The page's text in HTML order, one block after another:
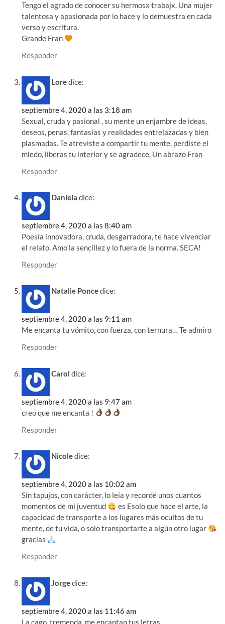
Tengo el agrado de conocer su hermosx trabajx. Una mujer
talentosa y apasionada por lo hace y lo demuestra en cada
verso y escritura.
Grande Fran
Responder
Loredice:
septiembre 4, 2020 a las 3:18 am
Sexual, cruda y pasional , su mente un enjambre de ideas,
deseos, penas, fantasías y realidades entrelazadas y bien
plasmadas. Te atreviste a compartir tu mente, perdiste el
miedo, liberas tu interior y se agradece. Un abrazo Fran
Responder
Daniela dice:
septiembre 4, 2020 a las 8:40 am
Poesía innovadora, cruda, desgarradora, te hace vivenciar
el relato. Amo la sencillez y lo fuera de la norma. SECA!
Responder
Natalie Poncedice:
septiembre 4, 2020 a las 9:11 am
Me encanta tu vómito, con fuerza, con ternura… Te admiro
Responder
Carol dice:
septiembre 4, 2020 a las 9:47 am
creo que me encanta !
Responder
Nicoledice:
septiembre 4, 2020 a las 10:02 am
Sin tapujos, con carácter, lo leía y recordé unos cuantos
momentos de mi juventud
es Esolo que hace el arte, la
capacidad de transporte a los lugares más ocultos de tu
mente, de tu vida, o solo transportarte a algún otro lugar
gracias
Responder
Jorgedice:
septiembre 4, 2020 a las 11:46 am
La cago, tremenda, me encantan tus letras